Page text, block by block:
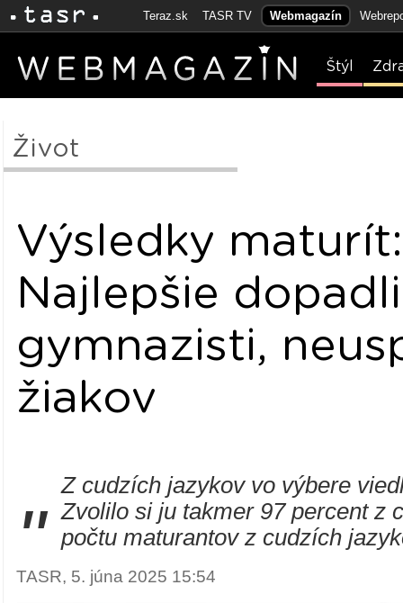
Teraz.sk TASR TV Webmagazín
Štýl
Život
Výsledky maturít:
Najlepšie dopadli
gymnazisti,
žiakov
"
Z cudzích jazykov vo výbere
Zvolilo si ju takmer 97 percent z
počtu maturantov z cudzích
TASR, 5. júna 2025 15:54